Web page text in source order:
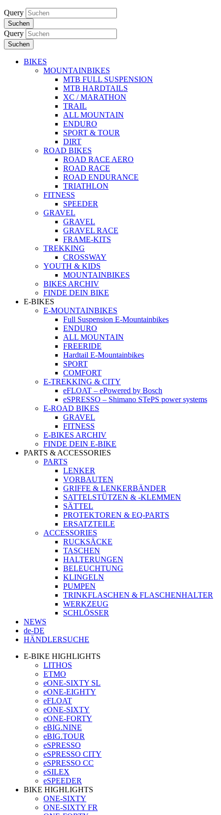
Query
Suchen
Query
Suchen
BIKES
MOUNTAINBIKES
MTB FULL SUSPENSION
MTB HARDTAILS
XC / MARATHON
TRAIL
ALL MOUNTAIN
ENDURO
SPORT & TOUR
DIRT
ROAD BIKES
ROAD RACE AERO
ROAD RACE
ROAD ENDURANCE
TRIATHLON
FITNESS
SPEEDER
GRAVEL
GRAVEL
GRAVEL RACE
FRAME-KITS
TREKKING
CROSSWAY
YOUTH & KIDS
MOUNTAINBIKES
BIKES ARCHIV
FINDE DEIN BIKE
E-BIKES
E-MOUNTAINBIKES
Full Suspension E-Mountainbikes
ENDURO
ALL MOUNTAIN
FREERIDE
Hardtail E-Mountainbikes
SPORT
COMFORT
E-TREKKING & CITY
eFLOAT – ePowered by Bosch
eSPRESSO – Shimano STePS power systems
E-ROAD BIKES
GRAVEL
FITNESS
E-BIKES ARCHIV
FINDE DEIN E-BIKE
PARTS & ACCESSORIES
PARTS
LENKER
VORBAUTEN
GRIFFE & LENKERBÄNDER
SATTELSTÜTZEN & -KLEMMEN
SÄTTEL
PROTEKTOREN & EQ-PARTS
ERSATZTEILE
ACCESSORIES
RUCKSÄCKE
TASCHEN
HALTERUNGEN
BELEUCHTUNG
KLINGELN
PUMPEN
TRINKFLASCHEN & FLASCHENHALTER
WERKZEUG
SCHLÖSSER
NEWS
de-DE
HÄNDLERSUCHE
E-BIKE HIGHLIGHTS
LITHOS
ETMO
eONE-SIXTY SL
eONE-EIGHTY
eFLOAT
eONE-SIXTY
eONE-FORTY
eBIG.NINE
eBIG.TOUR
eSPRESSO
eSPRESSO CITY
eSPRESSO CC
eSILEX
eSPEEDER
BIKE HIGHLIGHTS
ONE-SIXTY
ONE-SIXTY FR